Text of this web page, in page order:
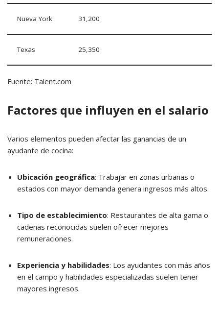
Nueva York 31,200
Texas 25,350
Fuente: Talent.com
Factores que influyen en el salario
Varios elementos pueden afectar las ganancias de un
ayudante de cocina:
Ubicación geográfica: Trabajar en zonas urbanas o
estados con mayor demanda genera ingresos más altos.
Tipo de establecimiento: Restaurantes de alta gama o
cadenas reconocidas suelen ofrecer mejores
remuneraciones.
Experiencia y habilidades: Los ayudantes con más años
en el campo y habilidades especializadas suelen tener
mayores ingresos.